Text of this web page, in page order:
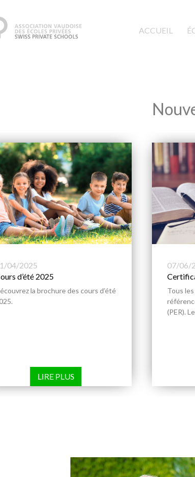
ACCUEIL
04/2025
d’été 2025
la brochure des cours d’été
LIRE PLUS
07/06/
Tous
(PER).